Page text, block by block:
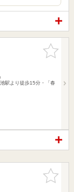
お気に入
りに追加
駅より徒歩15分・「春
お気に入
りに追加